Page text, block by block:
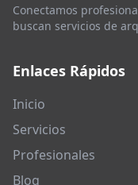
Conectamos
buscan servicios de
Enlaces Rápidos
Inicio
Servicios
Profesionales
Blog